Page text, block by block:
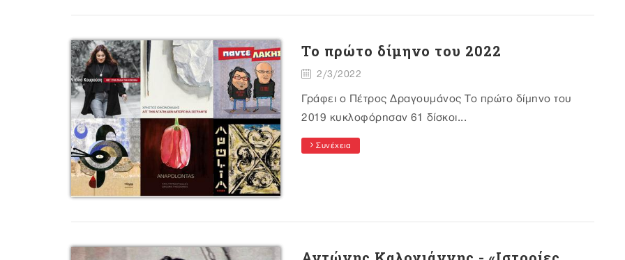
Το πρώτο δίμηνο του 2022
2/3/2022
Γράφει ο Πέτρος Δραγουμάνος Το πρώτο δίμηνο του
2019 κυκλοφόρησαν 61 δίσκοι...
Συνέχεια